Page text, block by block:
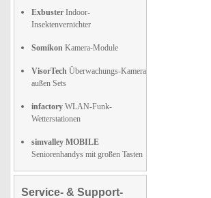
Exbuster Indoor-
Insektenvernichter
Somikon Kamera-Module
VisorTech Überwachungs-Kamera
außen Sets
infactory WLAN-Funk-
Wetterstationen
simvalley MOBILE
Seniorenhandys mit großen Tasten
Service- & Support-